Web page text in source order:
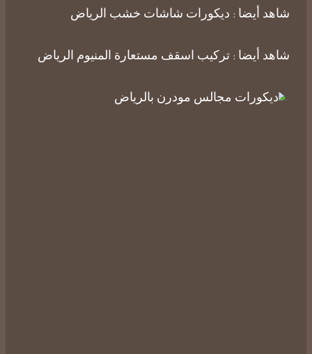
شاهد أيضا : ديكورات شاشات خشب الرياض
شاهد أيضا : تركيب اسقف مستعارة المنيوم الرياض